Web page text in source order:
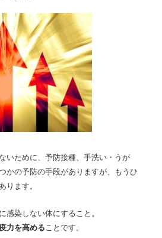
いために、予防接種、手洗い・うが
かの予防の手段がありますが、もうひ
ります。
感染しない体にすること。
力を高めることです。